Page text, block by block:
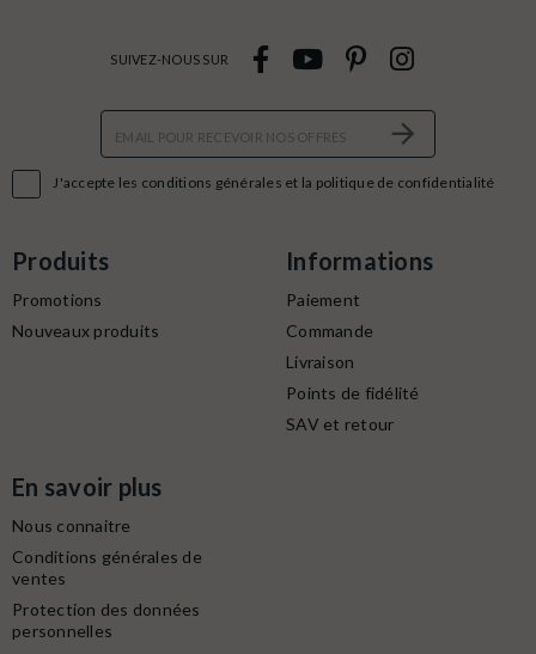
J'accepte les conditions générales et la politique de confidentialité
SUIVEZ-NOUS SUR
Produits
Promotions
Nouveaux produits
Informations
Paiement
Commande
Livraison
Points de fidélité
SAV et retour
En savoir plus
Nous connaitre
Conditions générales de
ventes
Protection des données
personnelles